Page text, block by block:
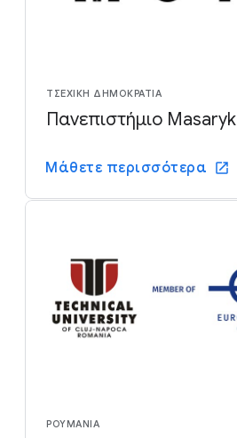
ΤΣΈΧΙΚΗ ΔΗΜΟΚΡΑΤΊΑ
Πανεπιστήμιο Masaryk
Μάθετε περισσότερα
ΡΟΥΜΑΝΊΑ